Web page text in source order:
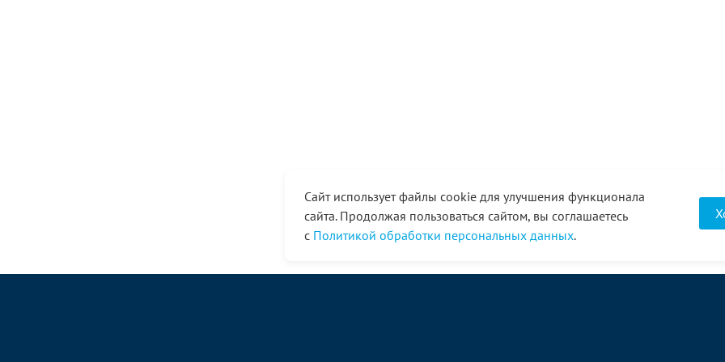
Сайт использует файлы cookie для улучшения функционала
сайта. Продолжая пользоваться сайтом, вы соглашаетесь
с Политикой обработки персональных данных.